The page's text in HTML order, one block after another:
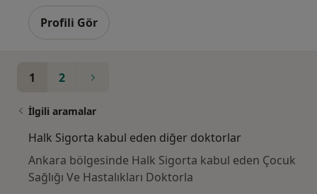
Profili Gör
1 2
İlgili aramalar
Halk Sigorta kabul eden diğer doktorlar
Ankara bölgesinde Halk Sigorta kabul eden Çocuk
Sağlığı Ve Hastalıkları Doktorla